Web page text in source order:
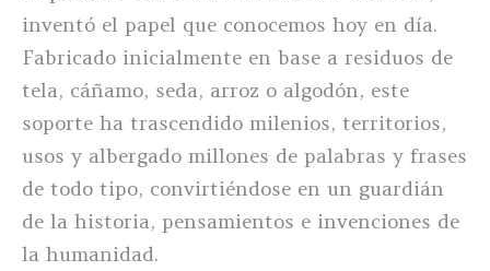
inventó el papel que conocemos hoy en día.
Fabricado inicialmente en base a residuos de
tela, cáñamo, seda, arroz o algodón, este
soporte ha trascendido milenios, territorios,
usos y albergado millones de palabras y frases
de todo tipo, convirtiéndose en un guardián
de la historia, pensamientos e invenciones de
la humanidad.